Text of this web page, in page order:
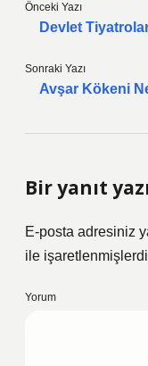
Önceki Yazı
Devlet
Sonraki Yazı
Avşar Kökeni
Bir yanıt
E-posta adresiniz
ile
Yorum